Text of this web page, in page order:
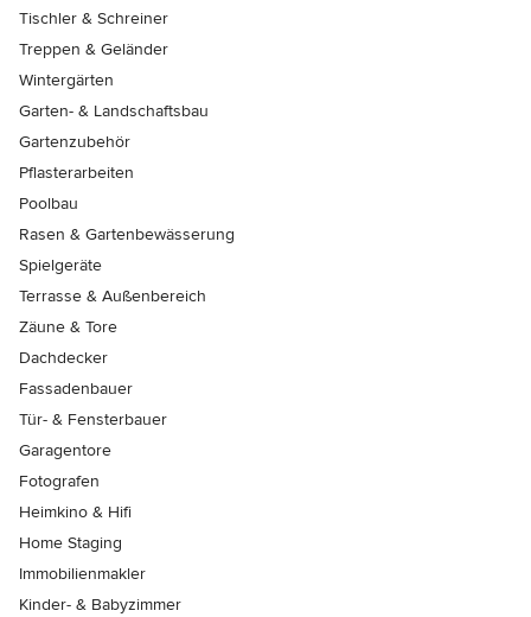
Tischler & Schreiner
Treppen & Geländer
Wintergärten
Garten- & Landschaftsbau
Gartenzubehör
Pflasterarbeiten
Poolbau
Rasen & Gartenbewässerung
Spielgeräte
Terrasse & Außenbereich
Zäune & Tore
Dachdecker
Fassadenbauer
Tür- & Fensterbauer
Garagentore
Fotografen
Heimkino & Hifi
Home Staging
Immobilienmakler
Kinder- & Babyzimmer